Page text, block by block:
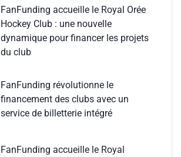
FanFunding accueille le Royal Orée
Hockey Club : une nouvelle
dynamique pour financer les projets
du club
FanFunding révolutionne le
financement des clubs avec un
service de billetterie intégré
FanFunding accueille le Royal